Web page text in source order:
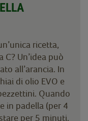
ricetta,
Un’idea può
all’arancia. In
di olio EVO e
Quando
in padella (per 4
per 5 minuti.